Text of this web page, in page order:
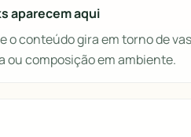
aparecem aqui
o conteúdo gira em torno de
ou composição em ambiente.